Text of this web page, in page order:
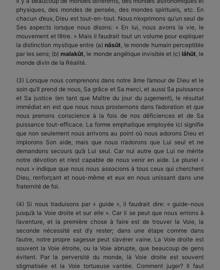
physiques, des mondes de pensée, des mondes spirituels, etc. En
chacun d’eux, Dieu est tout-en-tout. Nous n’exprimons qu’un seul de
Ses aspects lorsque nous disons: « En lui, nous avons la vie, le
mouvement et l’être. » Mais il faudrait tout un volume pour expliquer
la distinction mystique entre (a)nâsût , le monde humain perceptible
par les sens; (b)malakût , le monde angélique invisible et (c) lâhût , le
monde divin de la Réalité.
(3) Lorsque nous comprenons dans notre âme l’amour de Dieu et le
soin qu’Il prend de nous, Sa grâce et Sa merci, et aussi Sa puissance
et Sa justice (en tant que Maître du jour du jugement), le résultat
immédiat en est que nous nous prosternons dans l’adoration et que
nous prenons conscience à la fois de nos déficiences et de Sa
puissance tout-efficace. La forme emphatique employée ici signifie
que non seulement nous arrivons au point où nous adorons Dieu et
implorons Son aide, mais que nous n’adorons que Lui seul et ne
demandons secours qu’à Lui seul. Car nul autre que Lui ne mérite
notre dévotion et n’est capable de nous venir en aide. Le pluriel «
nous » indique que nous nous associons à tous ceux qui cherchent
Dieu, renforçant et nous-même et eux en nous unissant dans une
fraternité de foi.
(4) Si nous traduisons par « guide », il faudrait dire: « guide-nous
jusqu’à la Voie droite et sur elle ». Car il se peut que nous errions à
l’aventure, et la première chose à faire est de trouver la Voie, la
seconde nécessité est d’y rester; dans une étape comme dans
l’autre, notre propre sagesse peut s’avérer vaine. La Voie droite est
souvent la Voie étroite, ou la Voie abrupte, que beaucoup de gens
évitent. Par la perversité du monde, là Voie droite est souvent
stigmatisée et la Voie tortueuse vantée. Comment juger? Il faut